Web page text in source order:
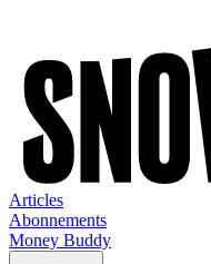
Articles
Abonnements
Money Buddy